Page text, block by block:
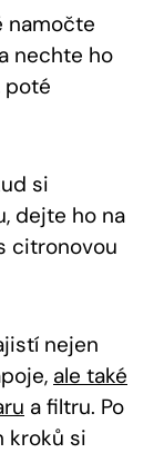
namočte
nechte ho
poté
si
dejte ho na
citronovou
nejen
ale také
a filtru. Po
kroků si